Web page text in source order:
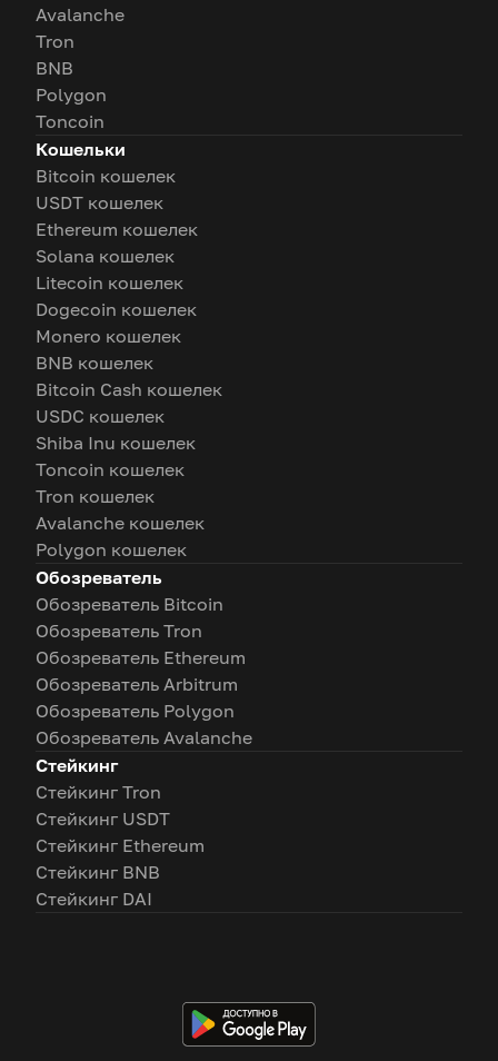
Avalanche
Tron
BNB
Polygon
Toncoin
Кошельки
Bitcoin кошелек
USDT кошелек
Ethereum кошелек
Solana кошелек
Litecoin кошелек
Dogecoin кошелек
Monero кошелек
BNB кошелек
Bitcoin Cash кошелек
USDC кошелек
Shiba Inu кошелек
Toncoin кошелек
Tron кошелек
Avalanche кошелек
Polygon кошелек
Обозреватель
Обозреватель Bitcoin
Обозреватель Tron
Обозреватель Ethereum
Обозреватель Arbitrum
Обозреватель Polygon
Обозреватель Avalanche
Стейкинг
Стейкинг Tron
Стейкинг USDT
Стейкинг Ethereum
Стейкинг BNB
Стейкинг DAI